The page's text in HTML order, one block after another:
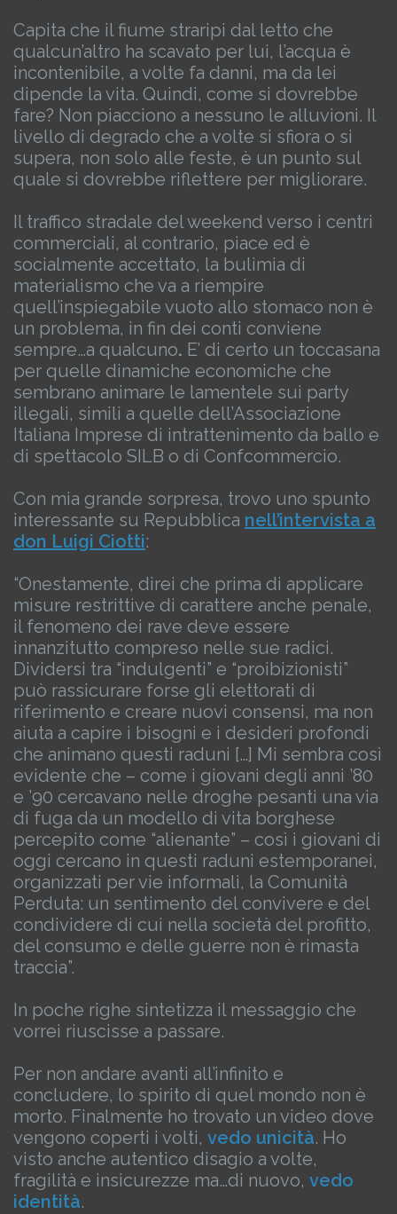
Capita che il fiume straripi dal letto che
qualcun’altro ha scavato per lui, l’acqua è
incontenibile, a volte fa danni, ma da lei
dipende la vita. Quindi, come si dovrebbe
fare? Non piacciono a nessuno le alluvioni. Il
livello di degrado che a volte si sfiora o si
supera, non solo alle feste, è un punto sul
quale si dovrebbe riflettere per migliorare.
Il traffico stradale del weekend verso i centri
commerciali, al contrario, piace ed è
socialmente accettato, la bulimia di
materialismo che va a riempire
quell’inspiegabile vuoto allo stomaco non è
un problema, in fin dei conti conviene
sempre…a qualcuno. E’ di certo un toccasana
per quelle dinamiche economiche che
sembrano animare le lamentele sui party
illegali, simili a quelle dell’Associazione
Italiana Imprese di intrattenimento da ballo e
di spettacolo SILB o di Confcommercio.
Con mia grande sorpresa, trovo uno spunto
interessante su Repubblica nell’intervista a
don Luigi Ciotti:
“Onestamente, direi che prima di applicare
misure restrittive di carattere anche penale,
il fenomeno dei rave deve essere
innanzitutto compreso nelle sue radici.
Dividersi tra “indulgenti” e “proibizionisti”
può rassicurare forse gli elettorati di
riferimento e creare nuovi consensi, ma non
aiuta a capire i bisogni e i desideri profondi
che animano questi raduni […] Mi sembra così
evidente che – come i giovani degli anni ’80
e ’90 cercavano nelle droghe pesanti una via
di fuga da un modello di vita borghese
percepito come “alienante” – così i giovani di
oggi cercano in questi raduni estemporanei,
organizzati per vie informali, la Comunità
Perduta: un sentimento del convivere e del
condividere di cui nella società del profitto,
del consumo e delle guerre non è rimasta
traccia”.
In poche righe sintetizza il messaggio che
vorrei riuscisse a passare.
Per non andare avanti all’infinito e
concludere, lo spirito di quel mondo non è
morto. Finalmente ho trovato un video dove
vengono coperti i volti, vedo unicità. Ho
visto anche autentico disagio a volte,
fragilità e insicurezze ma…di nuovo, vedo
identità.